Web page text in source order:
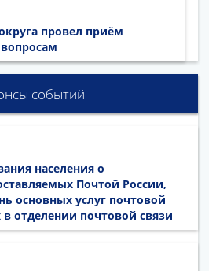
провел приём
событий
населения о
Почтой России,
основных услуг почтовой
отделении почтовой связи